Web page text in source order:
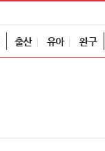
출산 유아 완구